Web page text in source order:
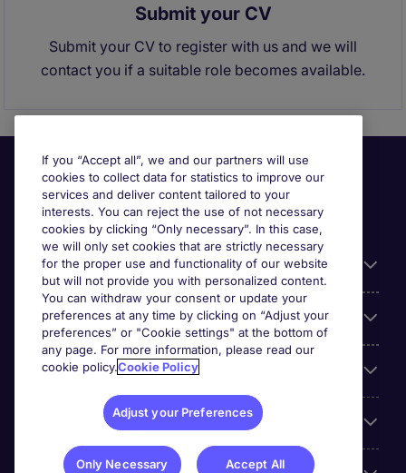
Submit your CV
Submit your CV to register with us and we will
contact you if a suitable role becomes available.
Useful information
Our Expertise
Google Rating
Mobile apps
If you “Accept all”, we and our partners will use
cookies to collect data for statistics to improve our
services and deliver content tailored to your
interests. You can reject the use of not necessary
cookies by clicking “Only necessary”. In this case,
we will only set cookies that are strictly necessary
for the proper use and functionality of our website
but will not provide you with personalized content.
You can withdraw your consent or update your
preferences at any time by clicking on “Adjust your
preferences” or "Cookie settings" at the bottom of
any page. For more information, please read our
cookie policy.Cookie Policy
Adjust your Preferences
Only Necessary Accept All